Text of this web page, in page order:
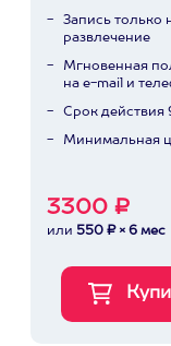
Запись только
развлечение
Мгновенная
на e-mail и
Срок действия
Минимальная
3300 ₽
или 550 ₽ × 6 мес